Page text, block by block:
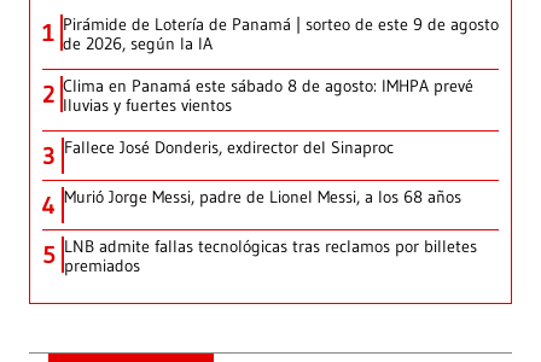
1 Pirámide de Lotería de Panamá | sorteo de este 9 de agosto
de 2026, según la IA
2 Clima en Panamá este sábado 8 de agosto: IMHPA prevé
lluvias y fuertes vientos
3 Fallece José Donderis, exdirector del Sinaproc
4 Murió Jorge Messi, padre de Lionel Messi, a los 68 años
5 LNB admite fallas tecnológicas tras reclamos por billetes
premiados